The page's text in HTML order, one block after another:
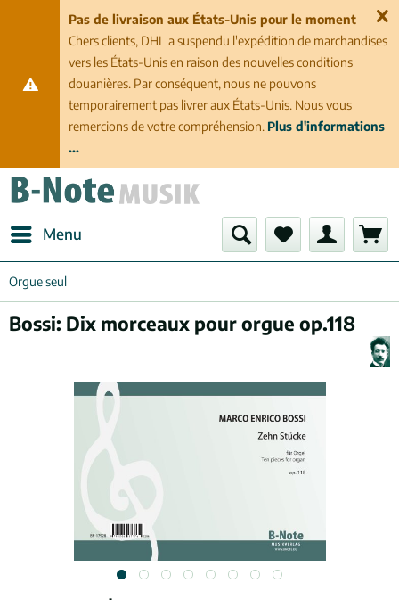
Pas de livraison aux États-Unis pour le moment
Chers clients, DHL a suspendu l'expédition de marchandises
vers les États-Unis en raison des nouvelles conditions
douanières. Par conséquent, nous ne pouvons
temporairement pas livrer aux États-Unis. Nous vous
remercions de votre compréhension. Plus d'informations
...
Menu
Orgue seul
Bossi: Dix morceaux pour orgue op.118